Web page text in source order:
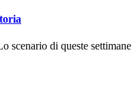
di queste